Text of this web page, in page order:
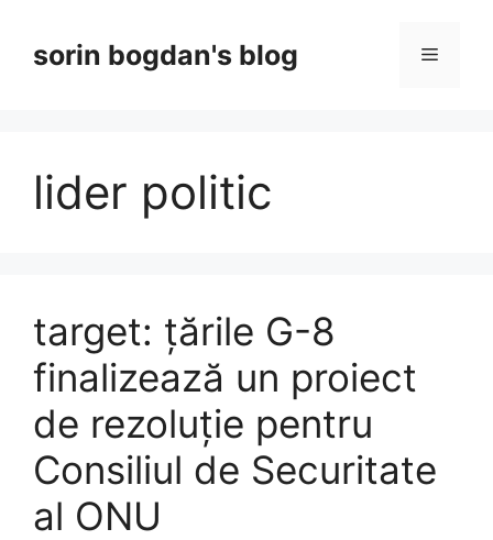
contentsorin bogdan's blog Menu
lider politic
target: țările G-8
finalizează un proiect
de rezoluție pentru
Consiliul de Securitate
al ONU